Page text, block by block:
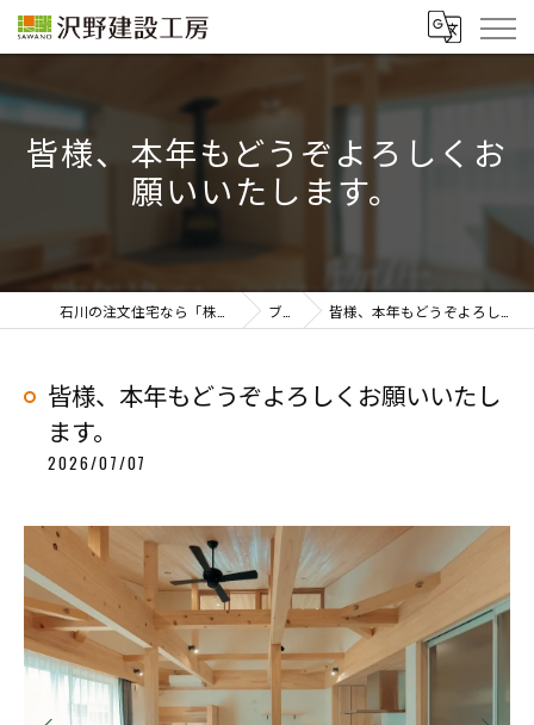
皆様、本年もどうぞよろしくお
願いいたします。
ブログ 皆様、本年もどうぞよろしくお願いいたします。
皆様、本年もどうぞよろしくお願いいたし
ます。
2026/07/07